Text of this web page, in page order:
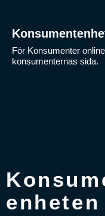
För Konsumenter
konsumenternas sida.
enheten